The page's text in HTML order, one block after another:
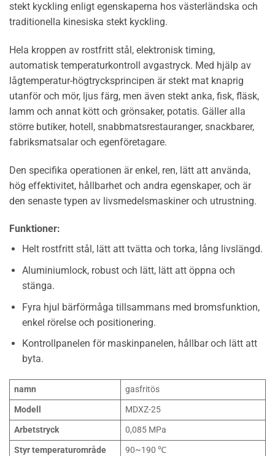
stekt kyckling enligt egenskaperna hos västerländska och
traditionella kinesiska stekt kyckling.
Hela kroppen av rostfritt stål, elektronisk timing,
automatisk temperaturkontroll avgastryck. Med hjälp av
lågtemperatur-högtrycksprincipen är stekt mat knaprig
utanför och mör, ljus färg, men även stekt anka, fisk, fläsk,
lamm och annat kött och grönsaker, potatis. Gäller alla
större butiker, hotell, snabbmatsrestauranger, snackbarer,
fabriksmatsalar och egenföretagare.
Den specifika operationen är enkel, ren, lätt att använda,
hög effektivitet, hållbarhet och andra egenskaper, och är
den senaste typen av livsmedelsmaskiner och utrustning.
Funktioner:
Helt rostfritt stål, lätt att tvätta och torka, lång livslängd.
Aluminiumlock, robust och lätt, lätt att öppna och
stänga.
Fyra hjul bärförmåga tillsammans med bromsfunktion,
enkel rörelse och positionering.
Kontrollpanelen för maskinpanelen, hållbar och lätt att
byta.
namn
gasfritös
Modell
MDXZ-25
Arbetstryck
0,085 MPa
Styr temperaturområde
90~190 ℃